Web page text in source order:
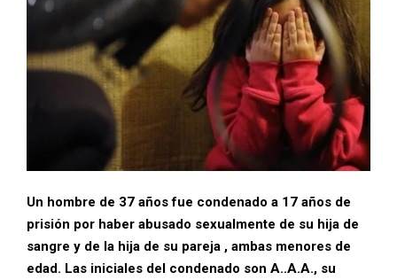
Un hombre de 37 años fue condenado a 17 años de
prisión por haber abusado sexualmente de su hija de
sangre y de la hija de su pareja , ambas menores de
edad. Las iniciales del condenado son A..A.A., su